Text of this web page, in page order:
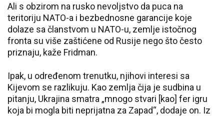
Ali s obzirom na rusko nevoljstvo da puca na
teritoriju NATO-a i bezbednosne garancije koje
dolaze sa članstvom u NATO-u, zemlje istočnog
fronta su više zaštićene od Rusije nego što često
priznaju, kaže Fridman.
Ipak, u određenom trenutku, njihovi interesi sa
Kijevom se razlikuju. Kao zemlja čija je sudbina u
pitanju, Ukrajina smatra „mnogo stvari [kao] fer igru
koja bi mogla biti neprijatna za Zapad“, dodaje on. Iz